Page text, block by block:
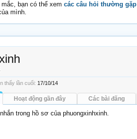
bạn có thể xem các câu hỏi thường gặp
mình.
thấy lần cuối: 17/10/14
Hoạt động gần đây Các bài đăng
trong hồ sơ của phuongxinhxinh.